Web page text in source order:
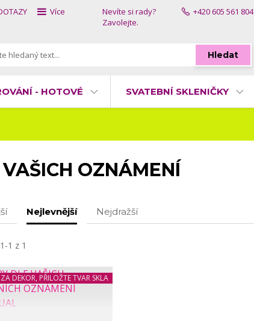
Více
Hledat
Nevíte si rady?
Zavolejte.
+420 605 561 804
- HOTOVÉ SVATEBNÍ SKLENIČKY
OZNÁMENÍ
Nejlevnější Nejdražší
1 z 1
DEKOR, PŘILOŽTE TVAR SKLA